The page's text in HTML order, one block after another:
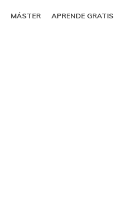
MÁSTER APRENDE GRATIS